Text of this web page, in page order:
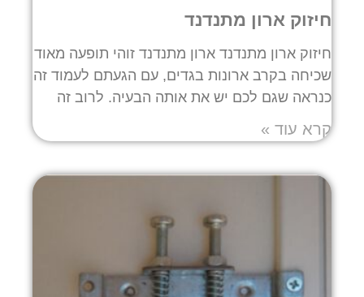
חיזוק ארון מתנדנד
חיזוק ארון מתנדנד ארון מתנדנד זוהי תופעה מאוד
שכיחה בקרב ארונות בגדים, עם הגעתם לעמוד זה
כנראה שגם לכם יש את אותה הבעיה. לרוב זה
קרא עוד »